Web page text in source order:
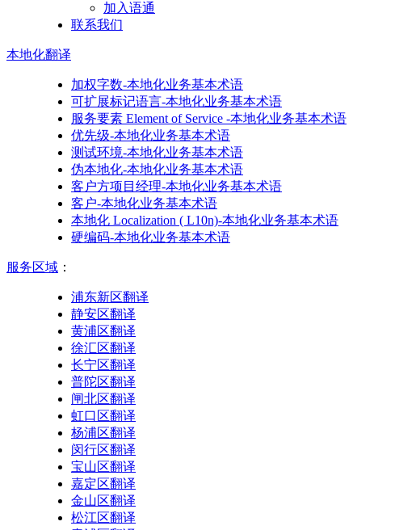
加入语通
联系我们
本地化翻译
加权字数-本地化业务基本术语
可扩展标记语言-本地化业务基本术语
服务要素 Element of Service -本地化业务基本术语
优先级-本地化业务基本术语
测试环境-本地化业务基本术语
伪本地化-本地化业务基本术语
客户方项目经理-本地化业务基本术语
客户-本地化业务基本术语
本地化 Localization ( L10n)-本地化业务基本术语
硬编码-本地化业务基本术语
服务区域 ：
浦东新区翻译
静安区翻译
黄浦区翻译
徐汇区翻译
长宁区翻译
普陀区翻译
闸北区翻译
虹口区翻译
杨浦区翻译
闵行区翻译
宝山区翻译
嘉定区翻译
金山区翻译
松江区翻译